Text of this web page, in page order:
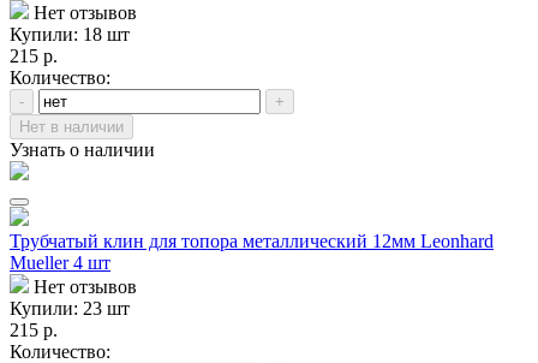
Нет отзывов
Купили: 18 шт
215 р.
Количество:
-
+
Нет в наличии
Узнать о наличии
Трубчатый клин для топора металлический 12мм Leonhard
Mueller 4 шт
Нет отзывов
Купили: 23 шт
215 р.
Количество: